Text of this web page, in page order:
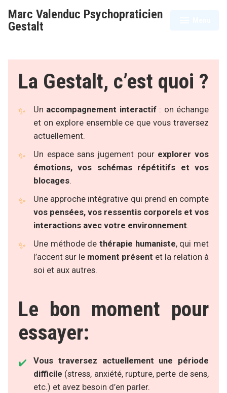
contenu
Marc Valenduc Psychopraticien
Gestalt
La Gestalt, c’est quoi ?
Un accompagnement interactif: on échange
et on explore ensemble ce que vous traversez
actuellement.
Un espace sans jugement pour explorer vos
émotions, vos schémas répétitifs et vos
blocages.
Une approche intégrative qui prend en compte
vos pensées, vos ressentis corporels et vos
interactions avec votre environnement.
Une méthode de thérapie humaniste, qui met
l’accent sur le moment présent et la relation à
soi et aux autres.
Le bon moment pour
essayer:
Vous traversez actuellement une période
difficile (stress, anxiété, rupture, perte de sens,
etc.) et avez besoin d’en parler.